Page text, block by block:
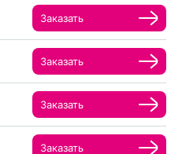
Заказать
Заказать
Заказать
Заказать